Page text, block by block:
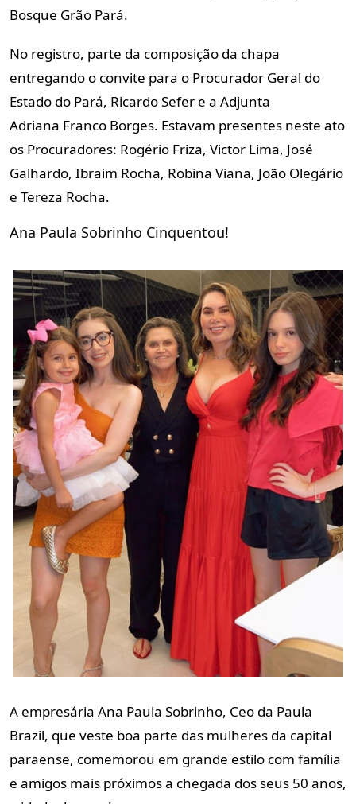
Bosque Grão Pará.
No registro, parte da composição da chapa
entregando o convite para o Procurador Geral do
Estado do Pará, Ricardo Sefer e a Adjunta
Adriana Franco Borges. Estavam presentes neste ato
os Procuradores: Rogério Friza, Victor Lima, José
Galhardo, Ibraim Rocha, Robina Viana, João Olegário
e Tereza Rocha.
Ana Paula Sobrinho Cinquentou!
A empresária Ana Paula Sobrinho, Ceo da Paula
Brazil, que veste boa parte das mulheres da capital
paraense, comemorou em grande estilo com família
e amigos mais próximos a chegada dos seus 50 anos,